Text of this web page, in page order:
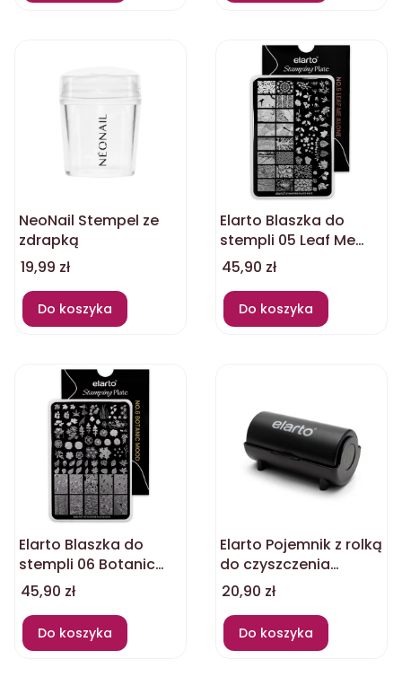
NeoNail Stempel ze
zdrapką
Cena
19,99 zł
Do koszyka
Elarto Blaszka do
stempli 05 Leaf Me
Alone
Cena
45,90 zł
Do koszyka
Elarto Blaszka do
stempli 06 Botanic
Mood
Cena
45,90 zł
Do koszyka
Elarto Pojemnik z rolką
do czyszczenia
stempli czarny
Cena
20,90 zł
Do koszyka